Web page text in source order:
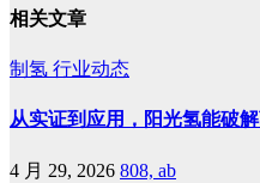
相关文章
制氢 行业动态
从实证到应用，阳光氢能破
4 月 29, 2026 808, ab